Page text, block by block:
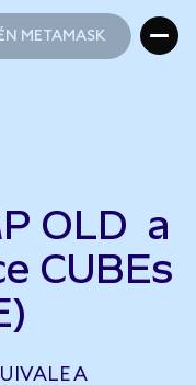
METAMASK
OLD a
CUBEs
A